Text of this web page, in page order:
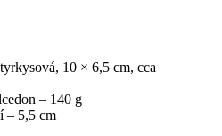
10 × 6,5 cm, cca
– 140 g
– 5,5 cm